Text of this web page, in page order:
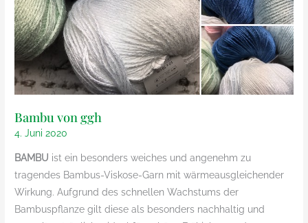
Bambu von ggh
4. Juni 2020
BAMBU ist ein besonders weiches und angenehm zu
tragendes Bambus-Viskose-Garn mit wärmeausgleichender
Wirkung. Aufgrund des schnellen Wachstums der
Bambuspflanze gilt diese als besonders nachhaltig und